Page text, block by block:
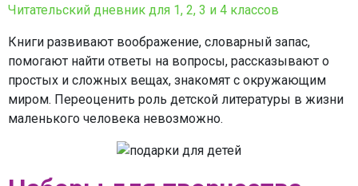
Читательский дневник для 1, 2, 3 и 4 классов
Книги развивают воображение, словарный запас,
помогают найти ответы на вопросы, рассказывают о
простых и сложных вещах, знакомят с окружающим
миром. Переоценить роль детской литературы в жизни
маленького человека невозможно.